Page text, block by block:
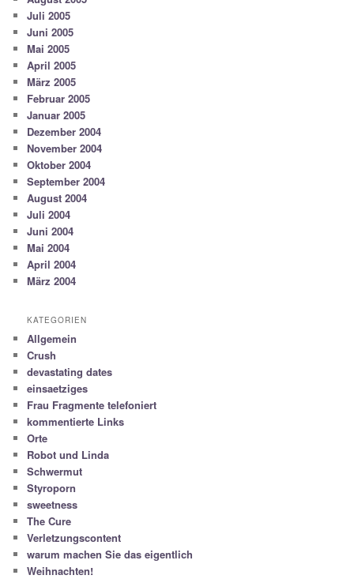
Juli 2005
Juni 2005
Mai 2005
April 2005
März 2005
Februar 2005
Januar 2005
Dezember 2004
November 2004
Oktober 2004
September 2004
August 2004
Juli 2004
Juni 2004
Mai 2004
April 2004
März 2004
KATEGORIEN
Allgemein
Crush
devastating dates
einsaetziges
Frau Fragmente telefoniert
kommentierte Links
Orte
Robot und Linda
Schwermut
Styroporn
sweetness
The Cure
Verletzungscontent
warum machen Sie das eigentlich
Weihnachten!